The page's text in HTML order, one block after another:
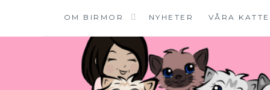
OM BIRMOR NYHETER VÅRA